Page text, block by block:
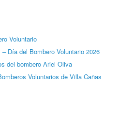
Voluntario
Día del Bombero Voluntario 2026
del bombero Ariel Oliva
Voluntarios de Villa Cañas